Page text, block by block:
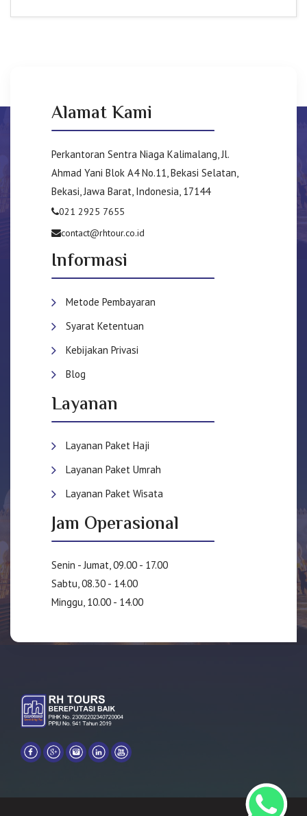
Alamat Kami
Perkantoran Sentra Niaga Kalimalang, Jl.
Ahmad Yani Blok A4 No.11, Bekasi Selatan,
Bekasi, Jawa Barat, Indonesia, 17144
021 2925 7655
contact@rhtour.co.id
Informasi
Metode Pembayaran
Syarat Ketentuan
Kebijakan Privasi
Blog
Layanan
Layanan Paket Haji
Layanan Paket Umrah
Layanan Paket Wisata
Jam Operasional
Senin - Jumat, 09.00 - 17.00
Sabtu, 08.30 - 14.00
Minggu, 10.00 - 14.00